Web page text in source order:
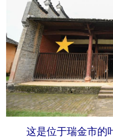
这是位于瑞金市的